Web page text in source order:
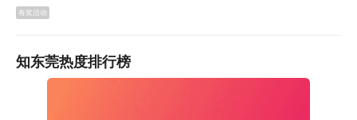
有奖活动
知东莞热度排行榜